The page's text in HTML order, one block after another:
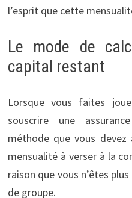
l’esprit que cette
Le mode de
capital restant
Lorsque vous faites
souscrire une
méthode que vous
mensualité à verser à la
raison que vous n’êtes
de groupe.